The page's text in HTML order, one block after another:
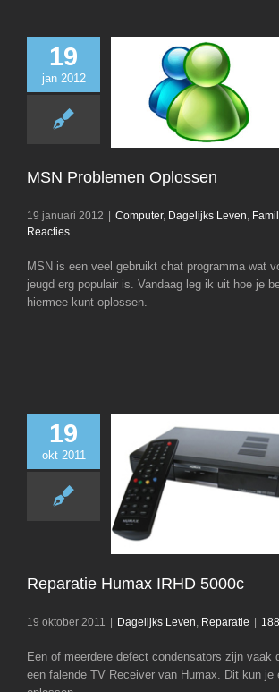
19
jan 2012
MSN Problemen Oplossen
19 januari 2012 | Computer, Dagelijks Leven,
Reacties
MSN is een veel gebruikt chat programma wat
jeugd erg populair is. Vandaag leg ik uit hoe je
hiermee kunt oplossen.
19
okt 2011
Reparatie Humax IRHD 5000c
19 oktober 2011 Dagelijks Leven, Reparatie
Een of meerdere defect condensators zijn vaak
een falende TV Receiver van Humax. Dit kun je